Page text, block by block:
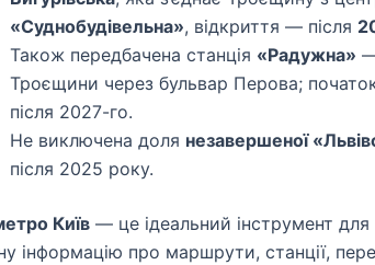
«Суднобудівельна», відкриття — після
Також передбачена станція «Радужна»
Троєщини через бульвар Перова;
після 2027-го.
Не виключена доля незавершеної
після 2025 року.
Київ — це ідеальний інструмент для
інформацію про маршрути, станції,